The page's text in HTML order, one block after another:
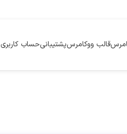
قالب ووکامرسپشتیبانیحساب کاربری